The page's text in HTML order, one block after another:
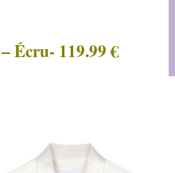
Écru- 119.99 €